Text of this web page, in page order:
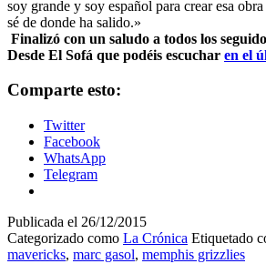
soy grande y soy español para crear esa
sé de donde ha salido.»
Finalizó con un saludo a todos los
Desde El Sofá que podéis escuchar en el
Comparte esto:
Twitter
Facebook
WhatsApp
Telegram
Publicada el 26/12/2015
Categorizado como La Crónica Etiquetado
mavericks, marc gasol, memphis grizzlies